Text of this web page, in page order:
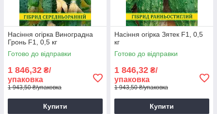
Насіння огірка Виноградна
Гронь F1, 0,5 кг
Готово до відправки
1 846,32 ₴/
упаковка
1 943,50 ₴/упаковка
Купити
Насіння огірка Зятек F1, 0,5
кг
Готово до відправки
1 846,32 ₴/
упаковка
1 943,50 ₴/упаковка
Купити